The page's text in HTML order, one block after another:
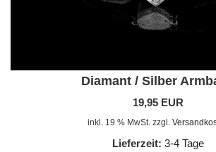
Diamant / Silber
19,95 EUR
inkl. 19 % MwSt. zzgl.
Lieferzeit: 3-4 Tage